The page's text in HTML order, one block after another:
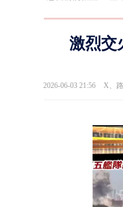
激烈交
2026-06-03 21:56 X、